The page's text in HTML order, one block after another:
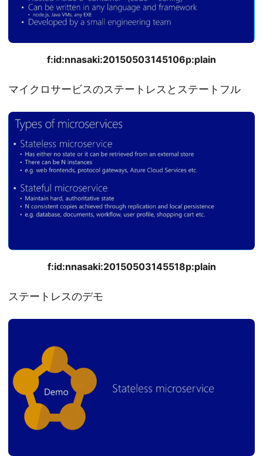
f:id:nnasaki:20150503145106p:plain
マイクロサービスのステートレスとステートフル
f:id:nnasaki:20150503145518p:plain
ステートレスのデモ